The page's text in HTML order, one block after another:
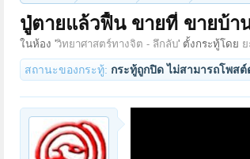
ปู่ตายแล้วฟื้น ขายที่ ขายบ้า
ในห้อง 'วิทยาศาสตร์ทางจิต - ลึกลับ' ตั้งกระทู้โดย
สถานะของกระทู้: กระทู้ถูกปิด ไม่สามารถโพส